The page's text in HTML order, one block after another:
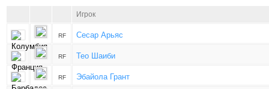
Игрок
RF Сесар Арьяс
RF Тео Шаиби
RF Эбайола Грант